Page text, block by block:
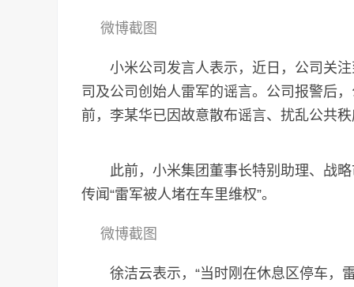
微博截图
小米公司发言人表示，近日，公司关注
司及公司创始人雷军的谣言。公司报警后
前，李某华已因故意散布谣言、扰乱公共
此前，小米集团董事长特别助理、战略
传闻“雷军被人堵在车里维权”。
微博截图
徐洁云表示，“当时刚在休息区停车，